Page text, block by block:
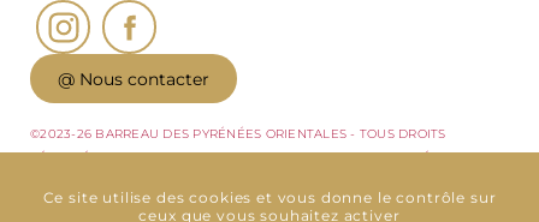
@ Nous contacter
©2023-26 BARREAU DES PYRÉNÉES ORIENTALES - TOUS DROITS
DU SITE -GESTION DES COOKIES
Ce site utilise des cookies et vous donne le contrôle sur
ceux que vous souhaitez activer